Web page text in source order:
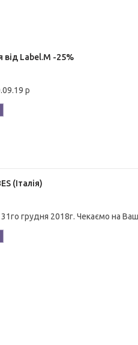
від Label.M -25%
р
(Італія)
31го грудня 2018г. Чекаємо на